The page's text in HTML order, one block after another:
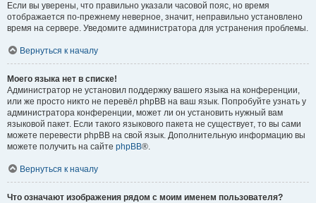
Если вы уверены, что правильно указали часовой пояс, но время
отображается по-прежнему неверное, значит, неправильно установлено
время на сервере. Уведомите администратора для устранения проблемы.
Вернуться к началу
Моего языка нет в списке!
Администратор не установил поддержку вашего языка на конференции,
или же просто никто не перевёл phpBB на ваш язык. Попробуйте узнать у
администратора конференции, может ли он установить нужный вам
языковой пакет. Если такого языкового пакета не существует, то вы сами
можете перевести phpBB на свой язык. Дополнительную информацию вы
можете получить на сайте phpBB®.
Вернуться к началу
Что означают изображения рядом с моим именем пользователя?